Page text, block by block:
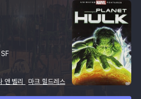
앤 벨리 마크 힐드레스